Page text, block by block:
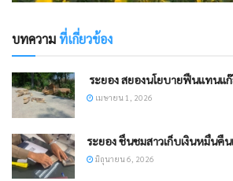
บทความที่เกี่ยวข้อง
ระยอง สยองนโยบายฟืนแทนแ
เมษายน 1, 2026
ระยอง ชื่นชมสาวเก็บเงินหมื่นคืน
มิถุนายน 6, 2026